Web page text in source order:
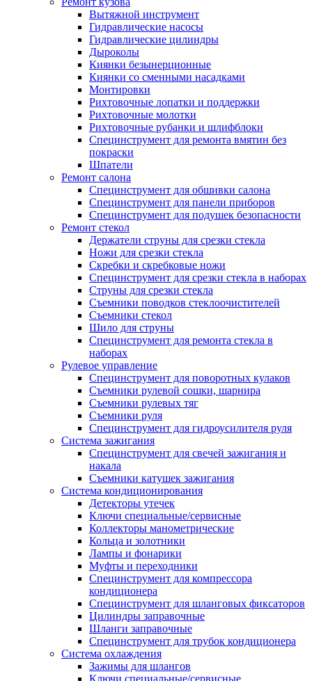
Вытяжной инструмент
Гидравлические насосы
Гидравлические цилиндры
Дыроколы
Киянки безынерционные
Киянки со сменными насадками
Монтировки
Рихтовочные лопатки и поддержки
Рихтовочные молотки
Рихтовочные рубанки и шлифблоки
Специнструмент для ремонта вмятин без
покраски
Шпатели
Ремонт салона
Специнструмент для обшивки салона
Специнструмент для панели приборов
Специнструмент для подушек безопасности
Ремонт стекол
Держатели струны для срезки стекла
Ножи для срезки стекла
Скребки и скребковые ножи
Специнструмент для срезки стекла в наборах
Струны для срезки стекла
Съемники поводков стеклоочистителей
Съемники стекол
Шило для струны
Специнструмент для ремонта стекла в
наборах
Рулевое управление
Специнструмент для поворотных кулаков
Съемники рулевой сошки, шарнира
Съемники рулевых тяг
Съемники руля
Специнструмент для гидроусилителя руля
Система зажигания
Специнструмент для свечей зажигания и
накала
Съемники катушек зажигания
Система кондиционирования
Детекторы утечек
Ключи специальные/сервисные
Коллекторы манометрические
Кольца и золотники
Лампы и фонарики
Муфты и переходники
Специнструмент для компрессора
кондиционера
Специнструмент для шланговых фиксаторов
Цилиндры заправочные
Шланги заправочные
Специнструмент для трубок кондиционера
Система охлаждения
Зажимы для шлангов
Ключи специальные/сервисные